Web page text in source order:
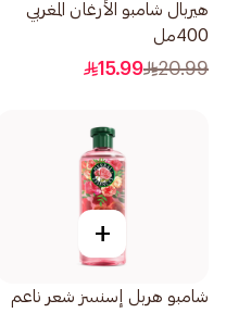
هيربال شامبو الأرغان المغربي
400مل
20.99
15.99
+
شامبو هربل إسنسز شعر ناعم